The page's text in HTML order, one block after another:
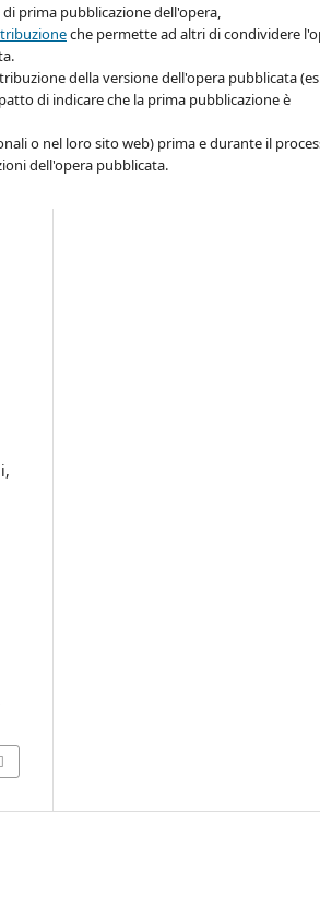
prima pubblicazione dell'opera,
che permette ad altri di condividere
della versione dell'opera pubblicata
di indicare che la prima pubblicazione è
o nel loro sito web) prima e durante il
dell'opera pubblicata.